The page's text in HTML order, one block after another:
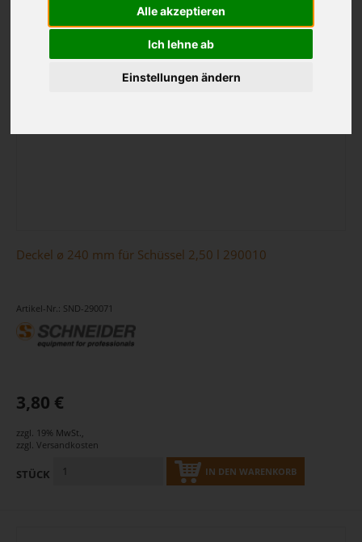
Alle akzeptieren
Ich lehne ab
Einstellungen ändern
Deckel ø 240 mm für Schüssel 2,50 l 290010
Artikel-Nr.: SND-290071
3,80 €
zzgl. 19% MwSt.
zzgl. Versandkosten
STÜCK IN DEN WARENKORB